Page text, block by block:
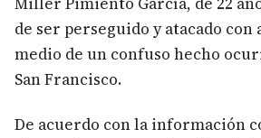
de ser perseguido y atacado con
medio de un confuso hecho
San Francisco.
De acuerdo con la información